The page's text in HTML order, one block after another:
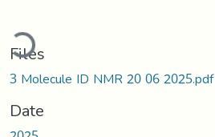
Files
3 Molecule ID NMR 20 06 2025.pdf
Date